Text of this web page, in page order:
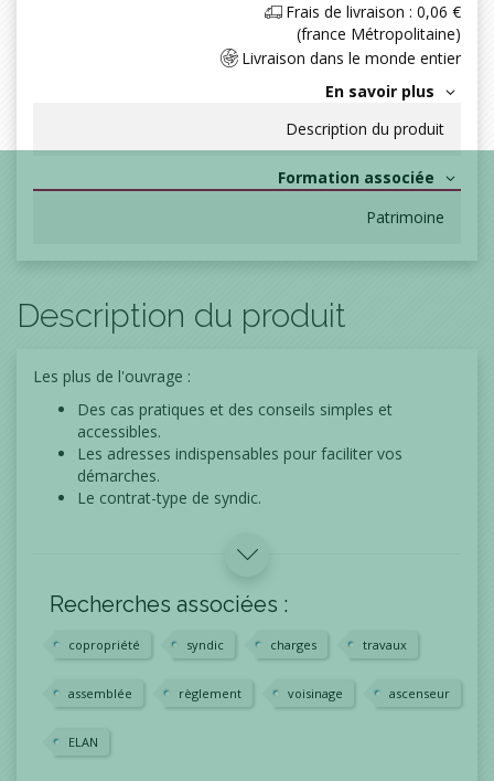
Frais de livraison : 0,06 €
(france Métropolitaine)
Livraison dans le monde entier
En savoir plus
Description du produit
Formation associée
Patrimoine
Description du produit
Les plus de l'ouvrage :
Des cas pratiques et des conseils simples et
accessibles.
Les adresses indispensables pour faciliter vos
démarches.
Le contrat-type de syndic.
Recherches associées :
copropriété syndic charges travaux
assemblée règlement voisinage ascenseur
ELAN